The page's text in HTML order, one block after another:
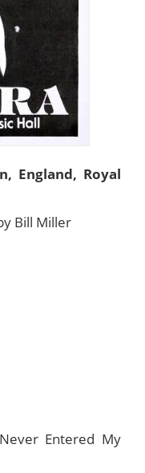
England, Royal
Bill Miller
Entered My